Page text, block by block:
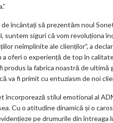
de încântați să prezentăm noul
suntem siguri că vom revoluționa
neîmplinite ale clienților”, a
oferi o experiență de top în
produs la fabrica noastră de
va fi primit cu entuziasm de noi
încorporează stilul emotional al
Cu o atitudine dinamică și o
pe drumurile din